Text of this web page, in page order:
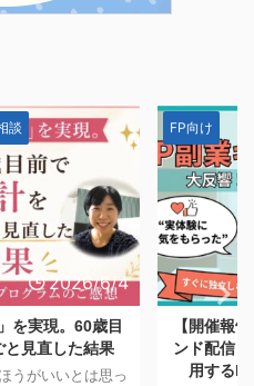
談
2026/6/4
を実現。60歳目
と見直した結果
うがいいとは思っ
FP向け
【開催報
ンド配信
用する